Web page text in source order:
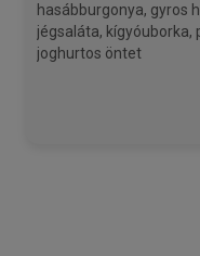
hasábburgonya, gyros hús csirkecombfiléből,
jégsaláta, kígyóuborka, paradicsom, görög
joghurtos öntet